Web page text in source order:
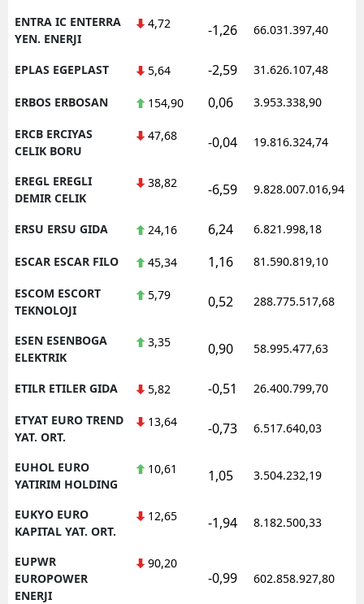
ENTRA IC ENTERRA
YEN. ENERJI
4,72 -1,26 66.031.397,40
EPLAS EGEPLAST 5,64 -2,59 31.626.107,48
ERBOS ERBOSAN 154,90 0,06 3.953.338,90
ERCB ERCIYAS
CELIK BORU
47,68 -0,04 19.816.324,74
EREGL EREGLI
DEMIR CELIK
38,82 -6,59 9.828.007.016,94
ERSU ERSU GIDA 24,16 6,24 6.821.998,18
ESCAR ESCAR FILO 45,34 1,16 81.590.819,10
ESCOM ESCORT
TEKNOLOJI
5,79 0,52 288.775.517,68
ESEN ESENBOGA
ELEKTRIK
3,35 0,90 58.995.477,63
ETILR ETILER GIDA 5,82 -0,51 26.400.799,70
ETYAT EURO TREND
YAT. ORT.
13,64 -0,73 6.517.640,03
EUHOL EURO
YATIRIM HOLDING
10,61 1,05 3.504.232,19
EUKYO EURO
KAPITAL YAT. ORT.
12,65 -1,94 8.182.500,33
EUPWR
EUROPOWER
ENERJI
90,20
-0,99 602.858.927,80